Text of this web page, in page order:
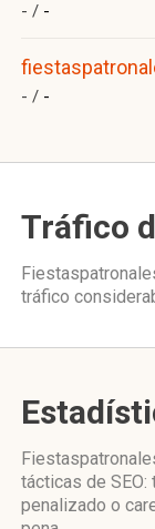
- / -
- / -
Tráfico
tráfico
tácticas de SEO:
penalizado o